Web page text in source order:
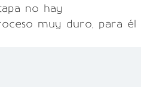
no hay
muy duro, para él